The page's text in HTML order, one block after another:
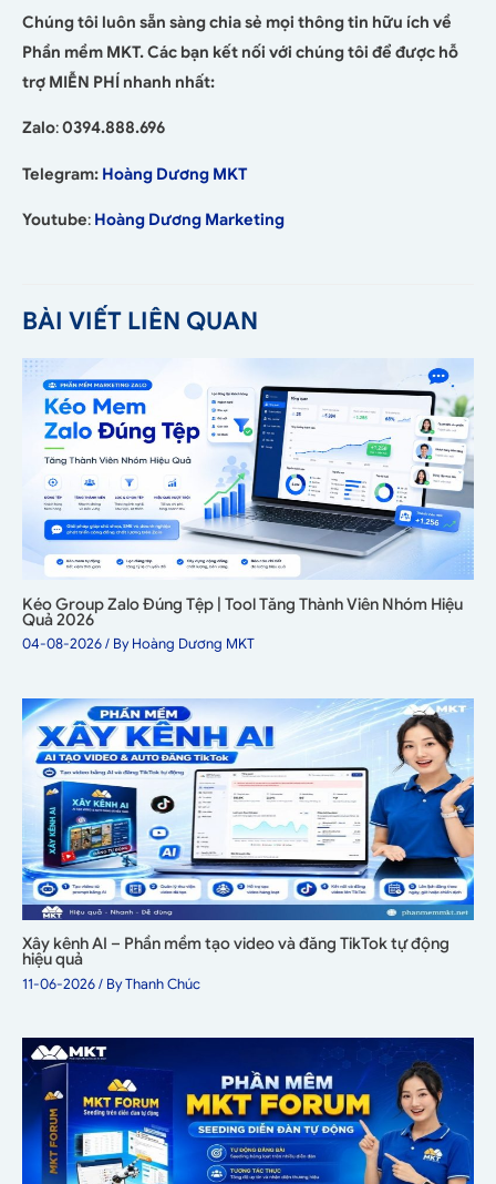
Chúng tôi luôn sẵn sàng chia sẻ mọi thông tin hữu ích về
Phần mềm MKT. Các bạn kết nối với chúng tôi để được hỗ
trợ MIỄN PHÍ nhanh nhất:
Zalo:0394.888.696
Telegram: Hoàng Dương MKT
Youtube: Hoàng Dương Marketing
BÀI VIẾT LIÊN QUAN
Kéo Group Zalo Đúng Tệp | Tool Tăng Thành Viên Nhóm Hiệu
Quả 2026
04-08-2026/ ByHoàng Dương MKT
Xây kênh AI – Phần mềm tạo video và đăng TikTok tự động
hiệu quả
11-06-2026/ ByThanh Chúc